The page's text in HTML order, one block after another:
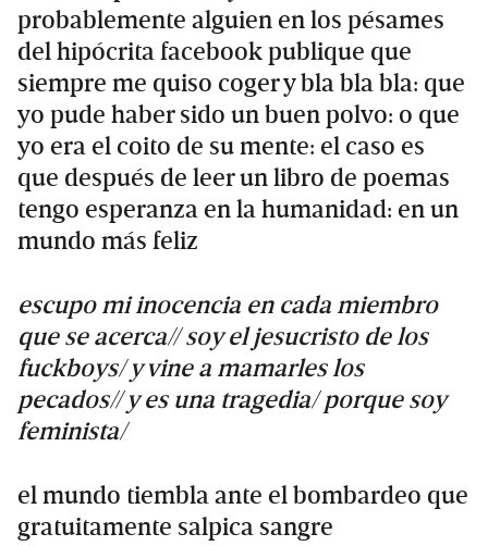
probablemente alguien en los pésames
del hipócrita facebook publique que
siempre me quiso coger y bla bla bla: que
yo pude haber sido un buen polvo: o que
yo era el coito de su mente: el caso es
que después de leer un libro de poemas
tengo esperanza en la humanidad: en un
mundo más feliz
escupo mi inocencia en cada miembro
que se acerca// soy el jesucristo de los
fuckboys/ y vine a mamarles los
pecados// y es una tragedia/ porque soy
feminista/
el mundo tiembla ante el bombardeo que
gratuitamente salpica sangre